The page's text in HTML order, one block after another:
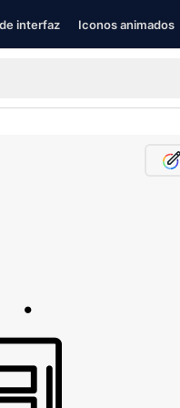
interfaz Iconos animados